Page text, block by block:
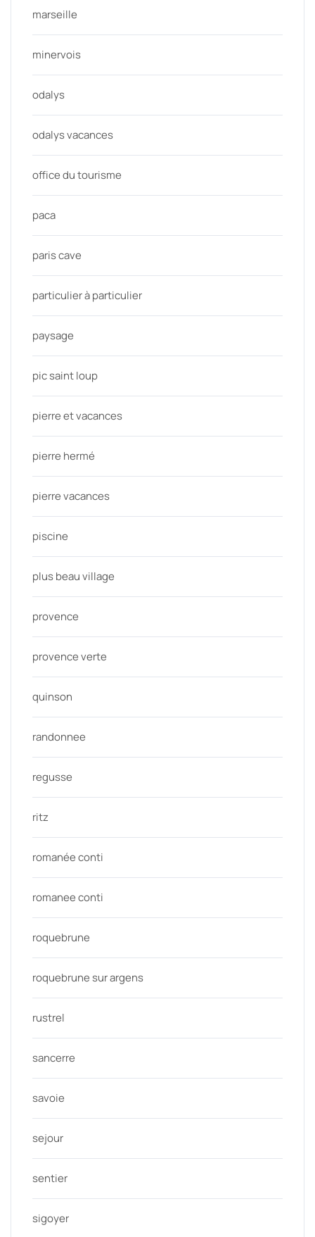
marseille
minervois
odalys
odalys vacances
office du tourisme
paca
paris cave
particulier à particulier
paysage
pic saint loup
pierre et vacances
pierre hermé
pierre vacances
piscine
plus beau village
provence
provence verte
quinson
randonnee
regusse
ritz
romanée conti
romanee conti
roquebrune
roquebrune sur argens
rustrel
sancerre
savoie
sejour
sentier
sigoyer